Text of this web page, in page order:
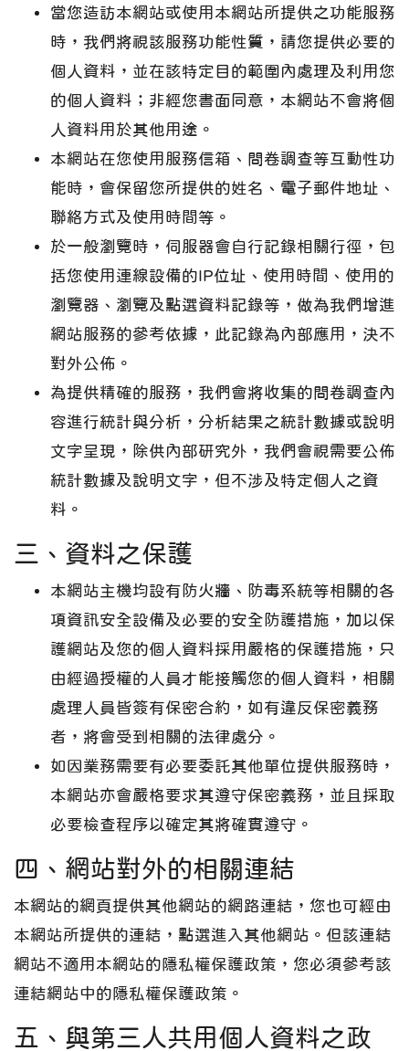
當您造訪本網站或使用本網站所提供之功能服務
時，我們將視該服務功能性質，請您提供必要的
個人資料，並在該特定目的範圍內處理及利用您
的個人資料；非經您書面同意，本網站不會將個
人資料用於其他用途。
本網站在您使用服務信箱、問卷調查等互動性功
能時，會保留您所提供的姓名、電子郵件地址、
聯絡方式及使用時間等。
於一般瀏覽時，伺服器會自行記錄相關行徑，包
括您使用連線設備的IP位址、使用時間、使用的
瀏覽器、瀏覽及點選資料記錄等，做為我們增進
網站服務的參考依據，此記錄為內部應用，決不
對外公佈。
為提供精確的服務，我們會將收集的問卷調查內
容進行統計與分析，分析結果之統計數據或說明
文字呈現，除供內部研究外，我們會視需要公佈
統計數據及說明文字，但不涉及特定個人之資
料。
三、資料之保護
本網站主機均設有防火牆、防毒系統等相關的各
項資訊安全設備及必要的安全防護措施，加以保
護網站及您的個人資料採用嚴格的保護措施，只
由經過授權的人員才能接觸您的個人資料，相關
處理人員皆簽有保密合約，如有違反保密義務
者，將會受到相關的法律處分。
如因業務需要有必要委託其他單位提供服務時，
本網站亦會嚴格要求其遵守保密義務，並且採取
必要檢查程序以確定其將確實遵守。
四、網站對外的相關連結
本網站的網頁提供其他網站的網路連結，您也可經由
本網站所提供的連結，點選進入其他網站。但該連結
網站不適用本網站的隱私權保護政策，您必須參考該
連結網站中的隱私權保護政策。
五、與第三人共用個人資料之政